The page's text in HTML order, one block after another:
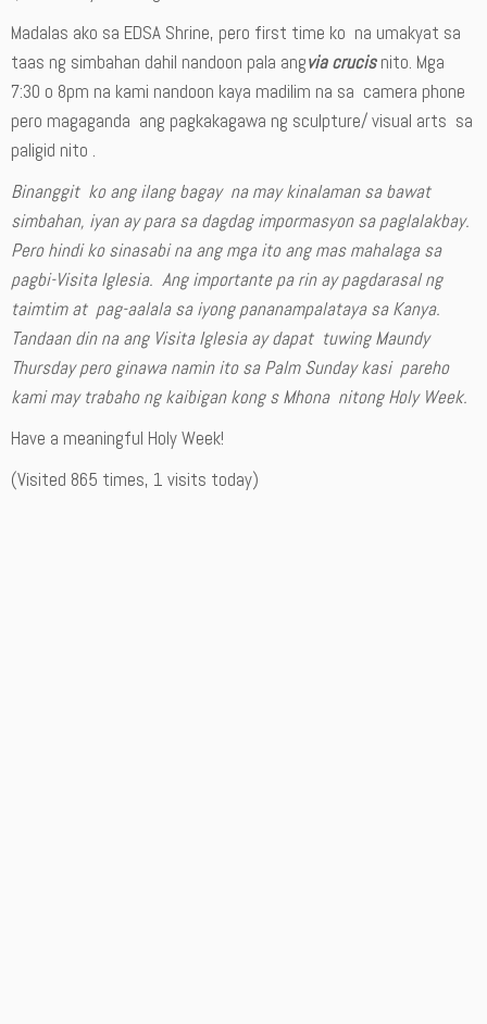
Madalas ako sa EDSA Shrine, pero first time ko na umakyat sa
taas ng simbahan dahil nandoon pala angvia crucisnito. Mga
7:30 o 8pm na kami nandoon kaya madilim na sa camera phone
pero magaganda ang pagkakagawa ng sculpture/ visual arts sa
paligid nito .
Binanggit ko ang ilang bagay na may kinalaman sa bawat
simbahan, iyan ay para sa dagdag impormasyon sa paglalakbay.
Pero hindi ko sinasabi na ang mga ito ang mas mahalaga sa
pagbi-Visita Iglesia. Ang importante pa rin ay pagdarasal ng
taimtim at pag-aalala sa iyong pananampalataya sa Kanya.
Tandaan din na ang Visita Iglesia ay dapat tuwing Maundy
Thursday pero ginawa namin ito sa Palm Sunday kasi pareho
kami may trabaho ng kaibigan kong s Mhona nitong Holy Week.
Have a meaningful Holy Week!
(Visited 865 times, 1 visits today)